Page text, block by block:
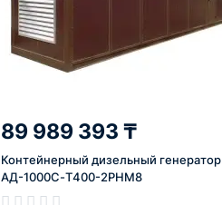
89 989 393 ₸
Контейнерный дизельный генератор
АД-1000С-Т400-2РНМ8